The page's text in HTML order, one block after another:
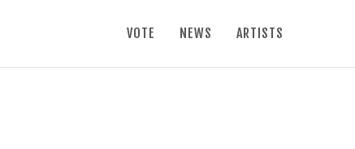
VOTE NEWS ARTISTS